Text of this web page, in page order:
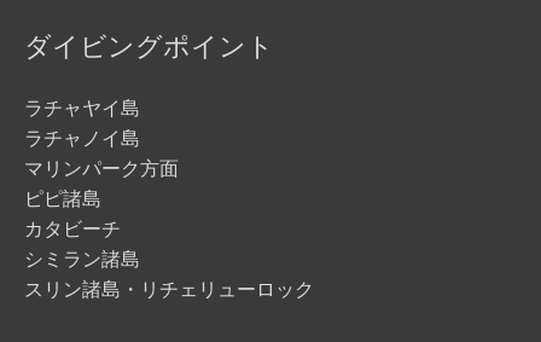
ダイビングポイント
ラチャヤイ島
ラチャノイ島
マリンパーク方面
ピピ諸島
カタビーチ
シミラン諸島
スリン諸島・リチェリューロック